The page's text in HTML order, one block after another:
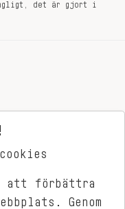
det är gjort i
att förbättra
Genom